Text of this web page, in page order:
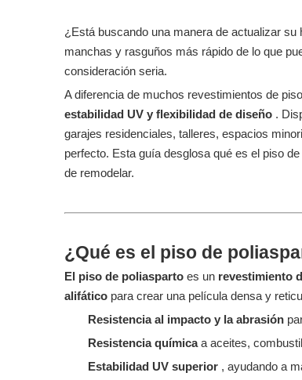
¿Está buscando una manera de actualizar
manchas y rasguños más rápido de lo que
consideración seria.
A diferencia de muchos revestimientos de
estabilidad UV y flexibilidad de diseño .
garajes residenciales, talleres, espacios
perfecto. Esta guía desglosa qué es el piso
de remodelar.
¿Qué es el piso de
El piso de poliasparto es un revestimiento
alifático para crear una película densa y
Resistencia al impacto y la abrasión
Resistencia químicaa aceites,
Estabilidad UV superior , ayudando a